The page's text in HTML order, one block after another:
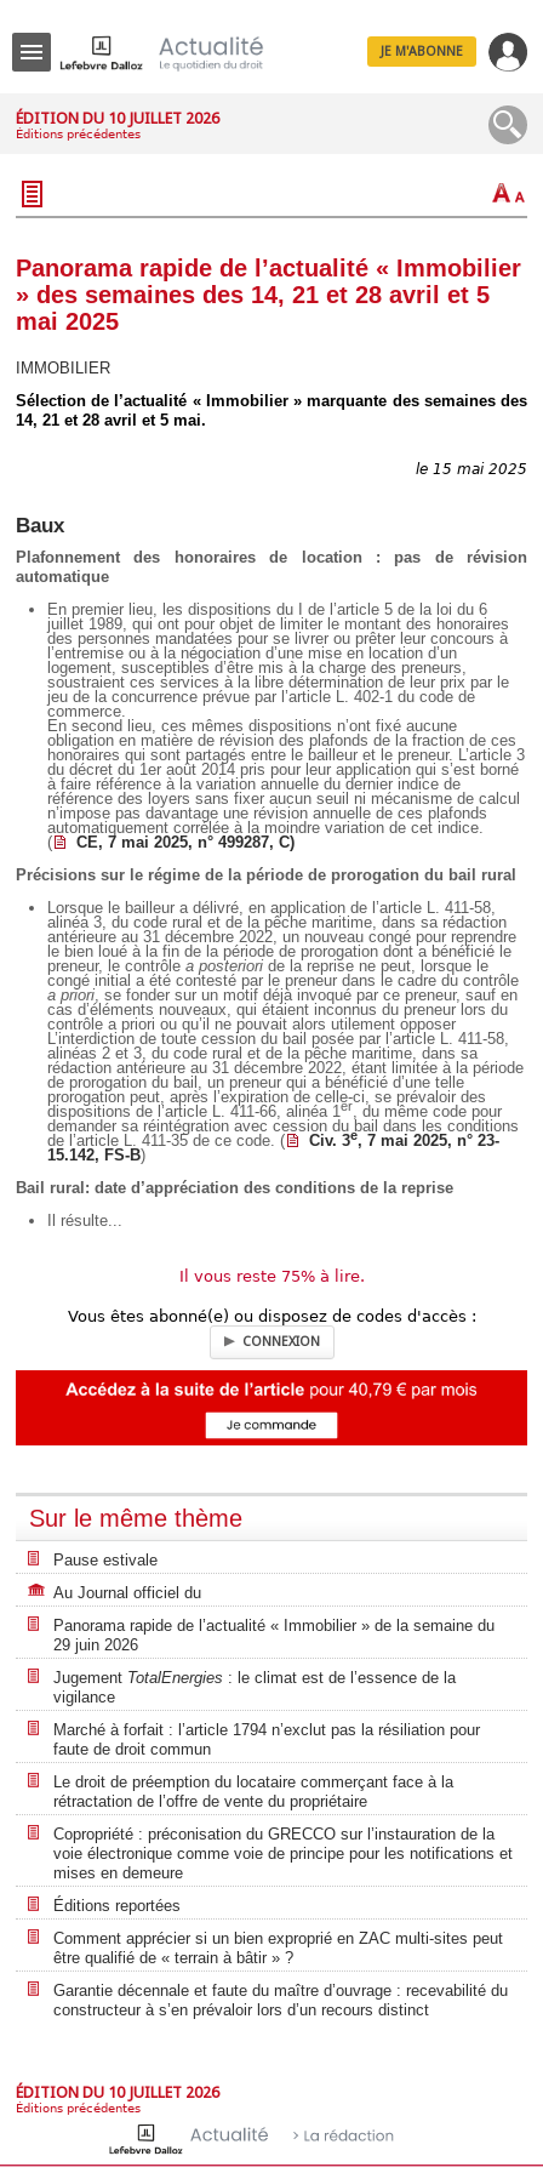
JE M'ABONNE
ÉDITION DU 10 JUILLET 2026
Éditions précédentes
Panorama rapide de l’actualité « Immobilier
» des semaines des 14, 21 et 28 avril et 5
mai 2025
IMMOBILIER
Sélection de l’actualité « Immobilier » marquante des semaines des
14, 21 et 28 avril et 5 mai.
le 15 mai 2025
Baux
Plafonnement des honoraires de location : pas de révision
automatique
En premier lieu, les dispositions du I de l’article 5 de la loi du 6
juillet 1989, qui ont pour objet de limiter le montant des honoraires
des personnes mandatées pour se livrer ou prêter leur concours à
l’entremise ou à la négociation d’une mise en location d’un
logement, susceptibles d’être mis à la charge des preneurs,
soustraient ces services à la libre détermination de leur prix par le
jeu de la concurrence prévue par l’article L. 402-1 du code de
commerce.
En second lieu, ces mêmes dispositions n’ont fixé aucune
obligation en matière de révision des plafonds de la fraction de ces
honoraires qui sont partagés entre le bailleur et le preneur. L’article 3
du décret du 1er août 2014 pris pour leur application qui s’est borné
à faire référence à la variation annuelle du dernier indice de
référence des loyers sans fixer aucun seuil ni mécanisme de calcul
n’impose pas davantage une révision annuelle de ces plafonds
automatiquement corrélée à la moindre variation de cet indice.
(
CE, 7 mai 2025, n° 499287, C)
Précisions sur le régime de la période de prorogation du bail rural
Lorsque le bailleur a délivré, en application de l’article L. 411-58,
alinéa 3, du code rural et de la pêche maritime, dans sa rédaction
antérieure au 31 décembre 2022, un nouveau congé pour reprendre
le bien loué à la fin de la période de prorogation dont a bénéficié le
preneur, le contrôlea posteriori de la reprise ne peut, lorsque le
congé initial a été contesté par le preneur dans le cadre du contrôle
a priori, se fonder sur un motif déjà invoqué par ce preneur, sauf en
cas d’éléments nouveaux, qui étaient inconnus du preneur lors du
contrôle a priori ou qu’il ne pouvait alors utilement opposer
L’interdiction de toute cession du bail posée par l’article L. 411-58,
alinéas 2 et 3, du code rural et de la pêche maritime, dans sa
rédaction antérieure au 31 décembre 2022, étant limitée à la période
de prorogation du bail, un preneur qui a bénéficié d’une telle
prorogation peut, après l’expiration de celle-ci, se prévaloir des
dispositions de l’article L. 411-66, alinéa 1er, du même code pour
demander sa réintégration avec cession du bail dans les conditions
de l’article L. 411-35 de ce code. (
Civ. 3e, 7 mai 2025, n° 23-
15.142, FS-B)
Bail rural: date d’appréciation des conditions de la reprise
Il résulte...
Il vous reste 75% à lire.
Vous êtes abonné(e) ou disposez de codes d'accès :
CONNEXION
Sur le même thème
Pause estivale
Au Journal officiel du
Panorama rapide de l’actualité « Immobilier » de la semaine du
29 juin 2026
Jugement TotalEnergies : le climat est de l’essence de la
vigilance
Marché à forfait : l’article 1794 n’exclut pas la résiliation pour
faute de droit commun
Le droit de préemption du locataire commerçant face à la
rétractation de l’offre de vente du propriétaire
Copropriété : préconisation du GRECCO sur l’instauration de la
voie électronique comme voie de principe pour les notifications et
mises en demeure
Éditions reportées
Comment apprécier si un bien exproprié en ZAC multi-sites peut
être qualifié de « terrain à bâtir » ?
Garantie décennale et faute du maître d’ouvrage : recevabilité du
constructeur à s’en prévaloir lors d’un recours distinct
ÉDITION DU 10 JUILLET 2026
Éditions précédentes